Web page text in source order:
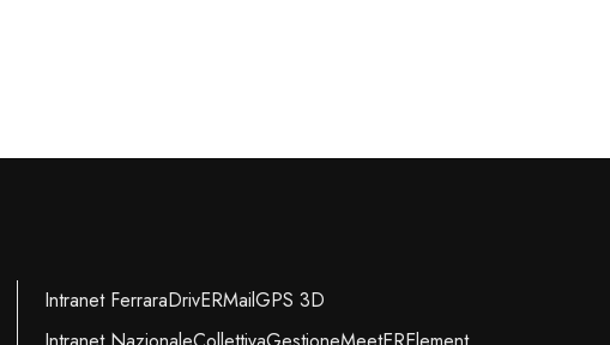
Intranet FerraraDrivERMailGPS 3D